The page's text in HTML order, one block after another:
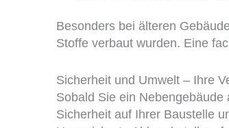
Besonders bei älteren
Stoffe verbaut wurden. Eine
Sicherheit und Umwelt – Ihre
Sobald Sie ein
Sicherheit auf Ihrer Baustelle